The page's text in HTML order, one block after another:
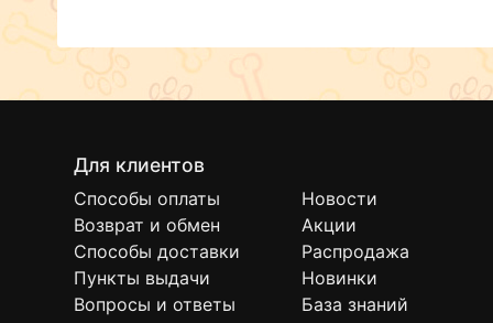
Для клиентов
Способы оплаты
Возврат и обмен
Способы доставки
Пункты выдачи
Вопросы и ответы
Новости
Акции
Распродажа
Новинки
База знаний